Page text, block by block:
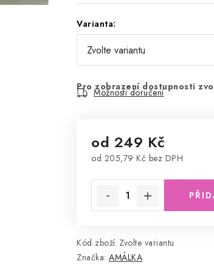
Varianta:
Pro zobrazení dostupnosti
Možnosti doručení
od 249 Kč
od 205,79 Kč bez DPH
Kód zboží: Zvolte variantu
Značka: AMÁLKA